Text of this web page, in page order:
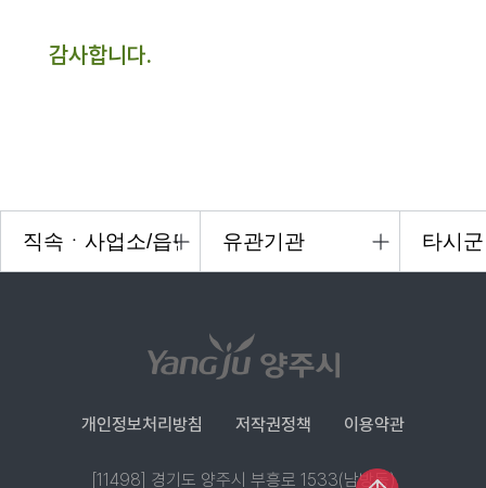
감사합니다.
개인정보처리방침 저작권정책 이용약관
[11498] 경기도 양주시 부흥로 1533(남방동)